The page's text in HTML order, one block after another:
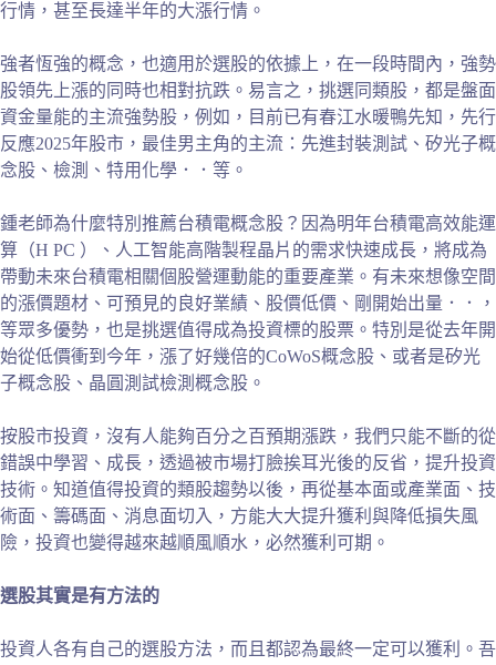
行情，甚至長達半年的大漲行情。
強者恆強的概念，也適用於選股的依據上，在一段時間內，強勢
股領先上漲的同時也相對抗跌。易言之，挑選同類股，都是盤面
資金量能的主流強勢股，例如，目前已有春江水暖鴨先知，先行
反應2025年股市，最佳男主角的主流：先進封裝測試、矽光子概
念股、檢測、特用化學．．等。
鍾老師為什麼特別推薦台積電概念股？因為明年台積電高效能運
算（H PC ）、人工智能高階製程晶片的需求快速成長，將成為
帶動未來台積電相關個股營運動能的重要產業。有未來想像空間
的漲價題材、可預見的良好業績、股價低價、剛開始出量．．，
等眾多優勢，也是挑選值得成為投資標的股票。特別是從去年開
始從低價衝到今年，漲了好幾倍的CoWoS概念股、或者是矽光
子概念股、晶圓測試檢測概念股。
按股市投資，沒有人能夠百分之百預期漲跌，我們只能不斷的從
錯誤中學習、成長，透過被市場打臉挨耳光後的反省，提升投資
技術。知道值得投資的類股趨勢以後，再從基本面或產業面、技
術面、籌碼面、消息面切入，方能大大提升獲利與降低損失風
險，投資也變得越來越順風順水，必然獲利可期。
選股其實是有方法的
投資人各有自己的選股方法，而且都認為最終一定可以獲利。吾